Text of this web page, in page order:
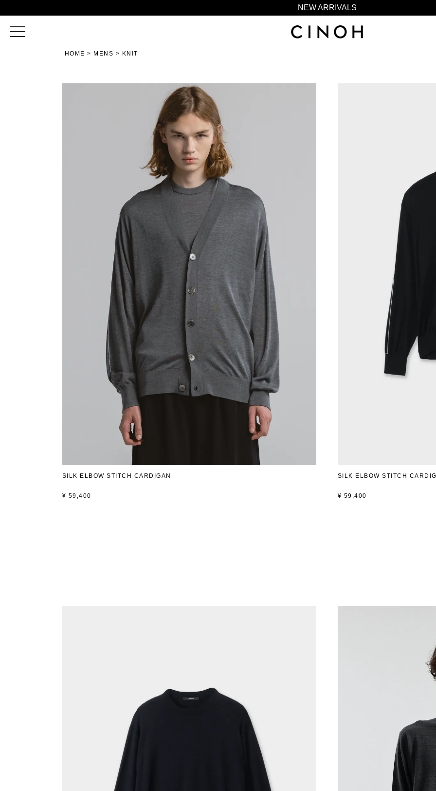
新規会員登録500ポイントプレゼント
ニュースレター登録で¥1,000クーポン進呈
toggle
HOME MENS KNIT
SILK ELBOW STITCH CARDIGAN
¥ 59,400
SILK ELBOW STITCH
¥ 59,400